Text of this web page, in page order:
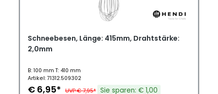
Schneebesen, Länge: 415mm, Drahtstärke:
2,0mm
B: 100 mm T: 410 mm
Artikel: 71312.509302
€ 6,95* UVP € 7,95* Sie sparen: € 1,00